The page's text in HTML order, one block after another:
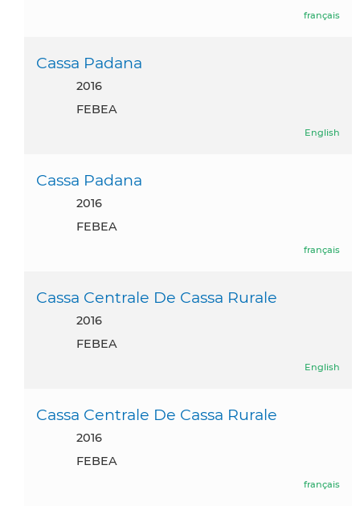
français
Cassa Padana
2016
FEBEA
English
Cassa Padana
2016
FEBEA
français
Cassa Centrale De Cassa Rurale
2016
FEBEA
English
Cassa Centrale De Cassa Rurale
2016
FEBEA
français